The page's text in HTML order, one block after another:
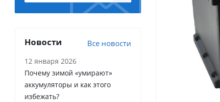
Новости Все новости
12 января 2026
Почему зимой «умирают»
аккумуляторы и как этого
избежать?